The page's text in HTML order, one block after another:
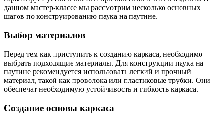
данном мастер-классе мы рассмотрим несколько основных
шагов по конструированию паука на паутине.
Выбор материалов
Перед тем как приступить к созданию каркаса, необходимо
выбрать подходящие материалы. Для конструкции паука на
паутине рекомендуется использовать легкий и прочный
материал, такой как проволока или пластиковые трубки. Они
обеспечат необходимую устойчивость и гибкость каркаса.
Создание основы каркаса